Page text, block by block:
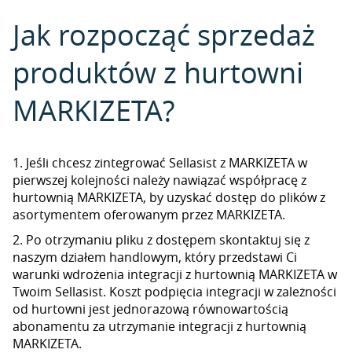
Jak rozpocząć sprzedaż
produktów z hurtowni
MARKIZETA?
1. Jeśli chcesz zintegrować Sellasist z MARKIZETA w
pierwszej kolejności należy nawiązać współpracę z
hurtownią MARKIZETA, by uzyskać dostęp do plików z
asortymentem oferowanym przez MARKIZETA.
2. Po otrzymaniu pliku z dostępem skontaktuj się z
naszym działem handlowym, który przedstawi Ci
warunki wdrożenia integracji z hurtownią MARKIZETA w
Twoim Sellasist. Koszt podpięcia integracji w zależności
od hurtowni jest jednorazową równowartością
abonamentu za utrzymanie integracji z hurtownią
MARKIZETA.